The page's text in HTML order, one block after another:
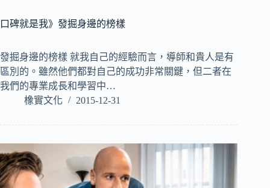
口碑就是我》發掘身邊的榜樣
發掘身邊的榜樣 就我自己的經驗而言，導師和貴人是有
區別的。雖然他們都對自己的成功非常關鍵，但二者在
我們的專業成長和學習中…
橡實文化
2015-12-31